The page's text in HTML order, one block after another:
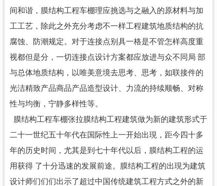
间和谐，膜结构工程车棚理应挑选与之融入的原材料与加
工工艺，除此之外充分考虑不一样工程建筑地质结构的抗
腐蚀、防潮规定。对于连接点别具一格是不管怎样高度重
视都但是分，一切连接点设计方案都应放进与众不同局 部
与总体地质结构，以唯美意境去思考、思考，如联接件的
光洁精致产品商品产品造型设计、力流的持续顺畅、对称
性与均衡，宁静多样性等。
膜结构工程车棚张拉膜结构工程建筑做为新的建筑形式于
二十一世纪五十年代在国际性上一开始出現，距今四十多
年的历史时间，尤其是到七十年代以后，膜结构工程的运
用获得 了十分迅速的发展前途。膜结构工程的出現为建筑
设计师们们们出示了超过中国传统建筑工程方式之外的新